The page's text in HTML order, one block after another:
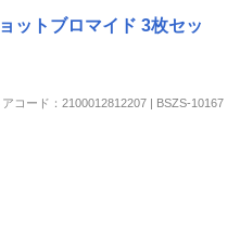
エンタメニュース
ットブロマイド 3枚セッ
コード：2100012812207 | BSZS-10167